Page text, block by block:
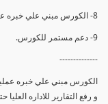
8- الكورس مبني علي خبره عمليه .
9- دعم مستمر للكورس.
--------------
الكورس مبني علي خبره
و رفع التقارير للاداره